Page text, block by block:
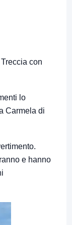
con
lo
Carmela di
e hanno